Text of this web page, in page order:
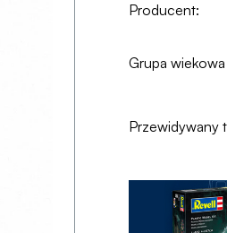
Producent:
Grupa wiekowa
Przewidywany